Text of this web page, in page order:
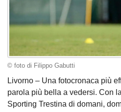
© foto di Filippo Gabutti
Livorno – Una fotocronaca più
parola più bella a vedersi. Con
Sporting Trestina di domani,